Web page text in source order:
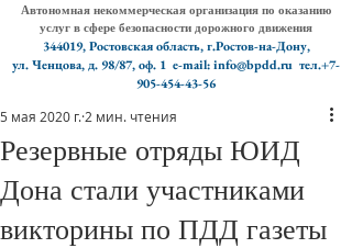
Автономная некоммерческая организация по оказанию
услуг в сфере безопасности дорожного движения
344019, Ростовская область, г.Ростов-на-Дону,
ул. Ченцова, д. 98/87, оф. 1 e-mail: info@bpdd.ru тел.+7-
905-454-43-56
Резервные отряды ЮИД
Дона стали участниками
викторины по ПДД газеты
5 мая 2020 г. 2 мин. чтения